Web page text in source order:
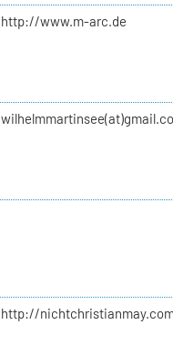
http://www.m-arc.de
http://